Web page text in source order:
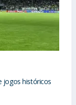
jogos históricos